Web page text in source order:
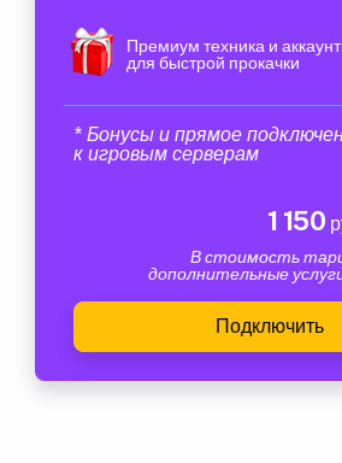
Премиум техника и
для быстрой прокачки
* Бонусы и прямое
к игровым серверам
1 150
В стоимость
дополнительные
Подключить